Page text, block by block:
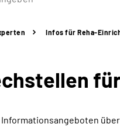
Infos für Reha-